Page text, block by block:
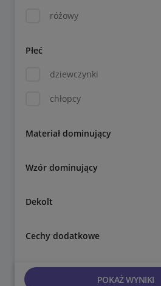
różowy
Płeć
dziewczynki
chłopcy
Materiał dominujący
Wzór dominujący
Dekolt
Cechy dodatkowe
POKAŻ WYNIKI